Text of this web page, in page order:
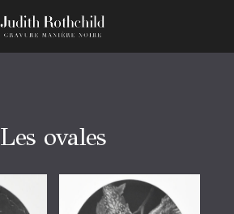
Les ovales